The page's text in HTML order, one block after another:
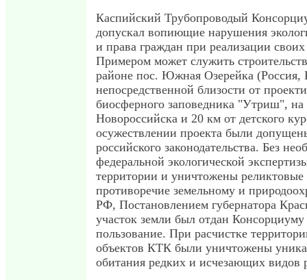
Каспийский Трубопроводый
допускал вопиющие нарушения
и права граждан при реализации
Примером может служить
районе пос. Южная Озерейка (Россия,
непосредственной близости от
биосферного заповедника "Утриш", на
Новороссийска и 20 км от детского
осужествлении проекта были
российского законодательства. Без
федеральной экологической
территории и уничтожены
противоречие земельному и
РФ, Постановлением губернатора
участок земли был отдан Консорциуму
пользование. При расчистке
объектов КТК были уничтожены
обитания редких и исчезающих видов